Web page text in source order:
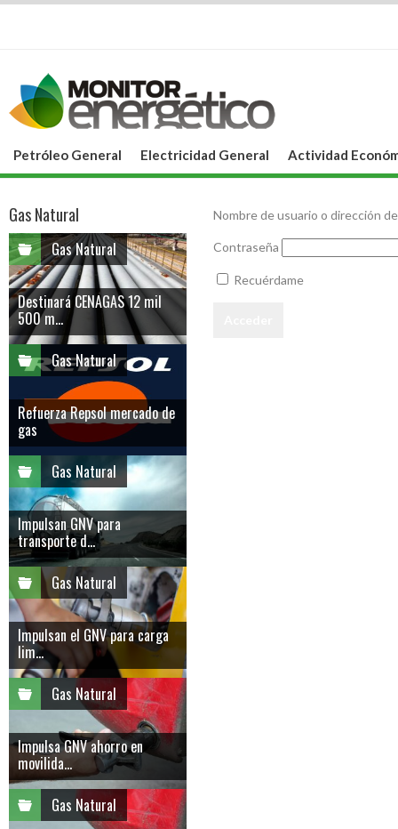
Petróleo General Electricidad General Actividad
Nombre de usuario o dirección
Contraseña
Recuérdame
Gas Natural
Gas Natural
Destinará CENAGAS 12 mil
500 m...
Gas Natural
Refuerza Repsol mercado de
gas
Gas Natural
Impulsan GNV para
transporte d...
Gas Natural
Impulsan el GNV para carga
lim...
Gas Natural
Impulsa GNV ahorro en
movilida...
Gas Natural